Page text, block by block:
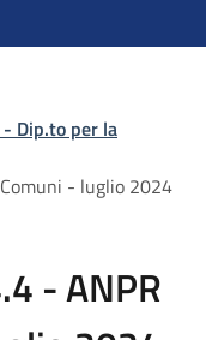
Dip.to per la
- luglio 2024
- ANPR